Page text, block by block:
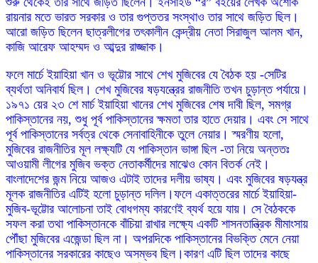
রায়নার মতে ভারত সরকার ও তার গুপ্ততর সংস্থাও তার সাথে জড়িত ছিল।
আরো জড়িত ছিলেন ছাত্রলীগের তৎকালীন কেন্দ্রীয় নেতা সিরাজুল আলম খান,
কাজি আরেফ আহম্মদ ও আব্দুর রাজ্জাক।
ফলে মার্চে ইয়াহিয়া খান ও ভূট্টোর সাথে শেখ মুজিবের যে বৈঠক হয় -সেটির
ব্যর্থতা অনিবার্য ছিল। শেখ মুজিবের ষড়যন্ত্রের রাজনীতি তখন চুড়ান্ত পর্যায়ে।
১৯৭১ য়ের ২৩ শে মার্চ ইয়াহিয়া খানের শেখ মুজিবের শেষ দাবী ছিল, সমগ্র
পাকিস্তানের নয়, শুধু পূর্ব পাকিস্তানের ক্ষমতা তার হাতে দেয়ার। এবং সে সাথে
পূর্ব পাকিস্তানের সর্বত্র থেকে সেনাবাহিনীকে তুলে নেয়ার। স্মরণীয় হলো,
মুজিবের রাজনীতির মূল লক্ষ্যটি যে পাকিস্তান ভাঙ্গা ছিল -তা নিয়ে অন্ততঃ
আওয়ামী লীগের মুজিব ভক্ত নেতাকর্মীদের মাঝেও কোন বিতর্ক নেই।
বাংলাদেশের জন্ম নিয়ে আজও এটাই তাদের দলীয় ভাষ্য। এবং মুজিবের ষড়যন্ত্র
মূলক রাজনীতির এটিই হলো চুড়ান্ত দলিল।ফলে একাত্তরের মার্চে ইয়াহিয়া-
মুজিব-ভূট্টোর আলোচনা তাই বোধগম্য কারণেই ব্যর্থ হয়ে যায়। সে বৈঠককে
সফল করা তথা পাকিস্তানকে বাঁচিয়া রাখার লক্ষ্যে একটি শাসনতান্ত্রিক মীমাংসায়
পৌঁছা মুজিবের এজেন্ডা ছিল না। অপরদিকে পাকিস্তানের বিভক্তি মেনে নেয়া
পাকিস্তানের সরকারের কাছেও অসম্ভব ছিল।কারণ এটি ছিল তাদের কাছে